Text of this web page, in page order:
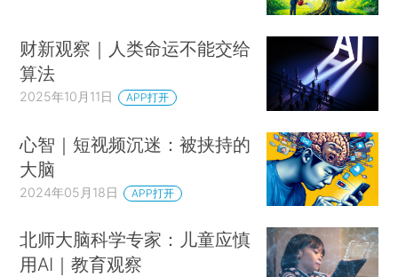
财新观察｜人类命运不能交给
算法
2025年10月11日 APP打开
心智｜短视频沉迷：被挟持的
大脑
2024年05月18日 APP打开
北师大脑科学专家：儿童应慎
用AI｜教育观察